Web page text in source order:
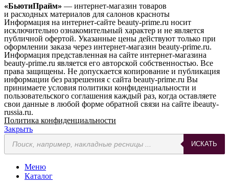
«БьютиПрайм» — интернет-магазин товаров
и расходных материалов для салонов красноты
Информация на интернет-сайте beauty-prime.ru носит
исключительно ознакомительный характер и не является
публичной офертой. Указанные цены действуют только при
оформлении заказа через интернет-магазин beauty-prime.ru.
Информация представленная на сайте интернет-магазина
beauty-prime.ru является его авторской собственностью. Все
права защищены. Не допускается копирование и публикация
информации без разрешения с сайта beauty-prime.ru Вы
принимаете условия политики конфиденциальности и
пользовательского соглашения каждый раз, когда оставляете
свои данные в любой форме обратной связи на сайте ibeauty-
russia.ru.
Политика конфиденциальности
Закрыть
Поиск
товаров
ИСКАТЬ
Меню
Каталог